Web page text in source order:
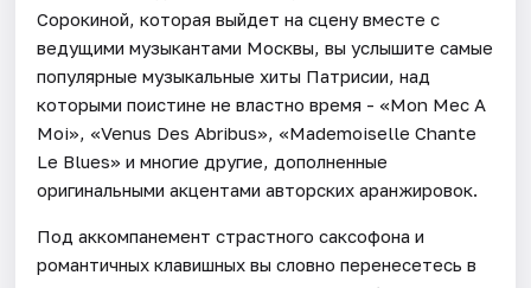
Сорокиной, которая выйдет на сцену вместе с
ведущими музыкантами Москвы, вы услышите самые
популярные музыкальные хиты Патрисии, над
которыми поистине не властно время - «Mon Mec A
Moi», «Venus Des Abribus», «Mademoiselle Chante
Le Blues» и многие другие, дополненные
оригинальными акцентами авторских аранжировок.
Под аккомпанемент страстного саксофона и
романтичных клавишных вы словно перенесетесь в